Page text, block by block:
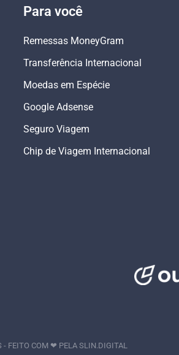
Para você
Remessas MoneyGram
Transferência Internacional
Moedas em Espécie
Google Adsense
Seguro Viagem
Chip de Viagem Internacional
- FEITO COM ❤ PELA SLIN.DIGITAL